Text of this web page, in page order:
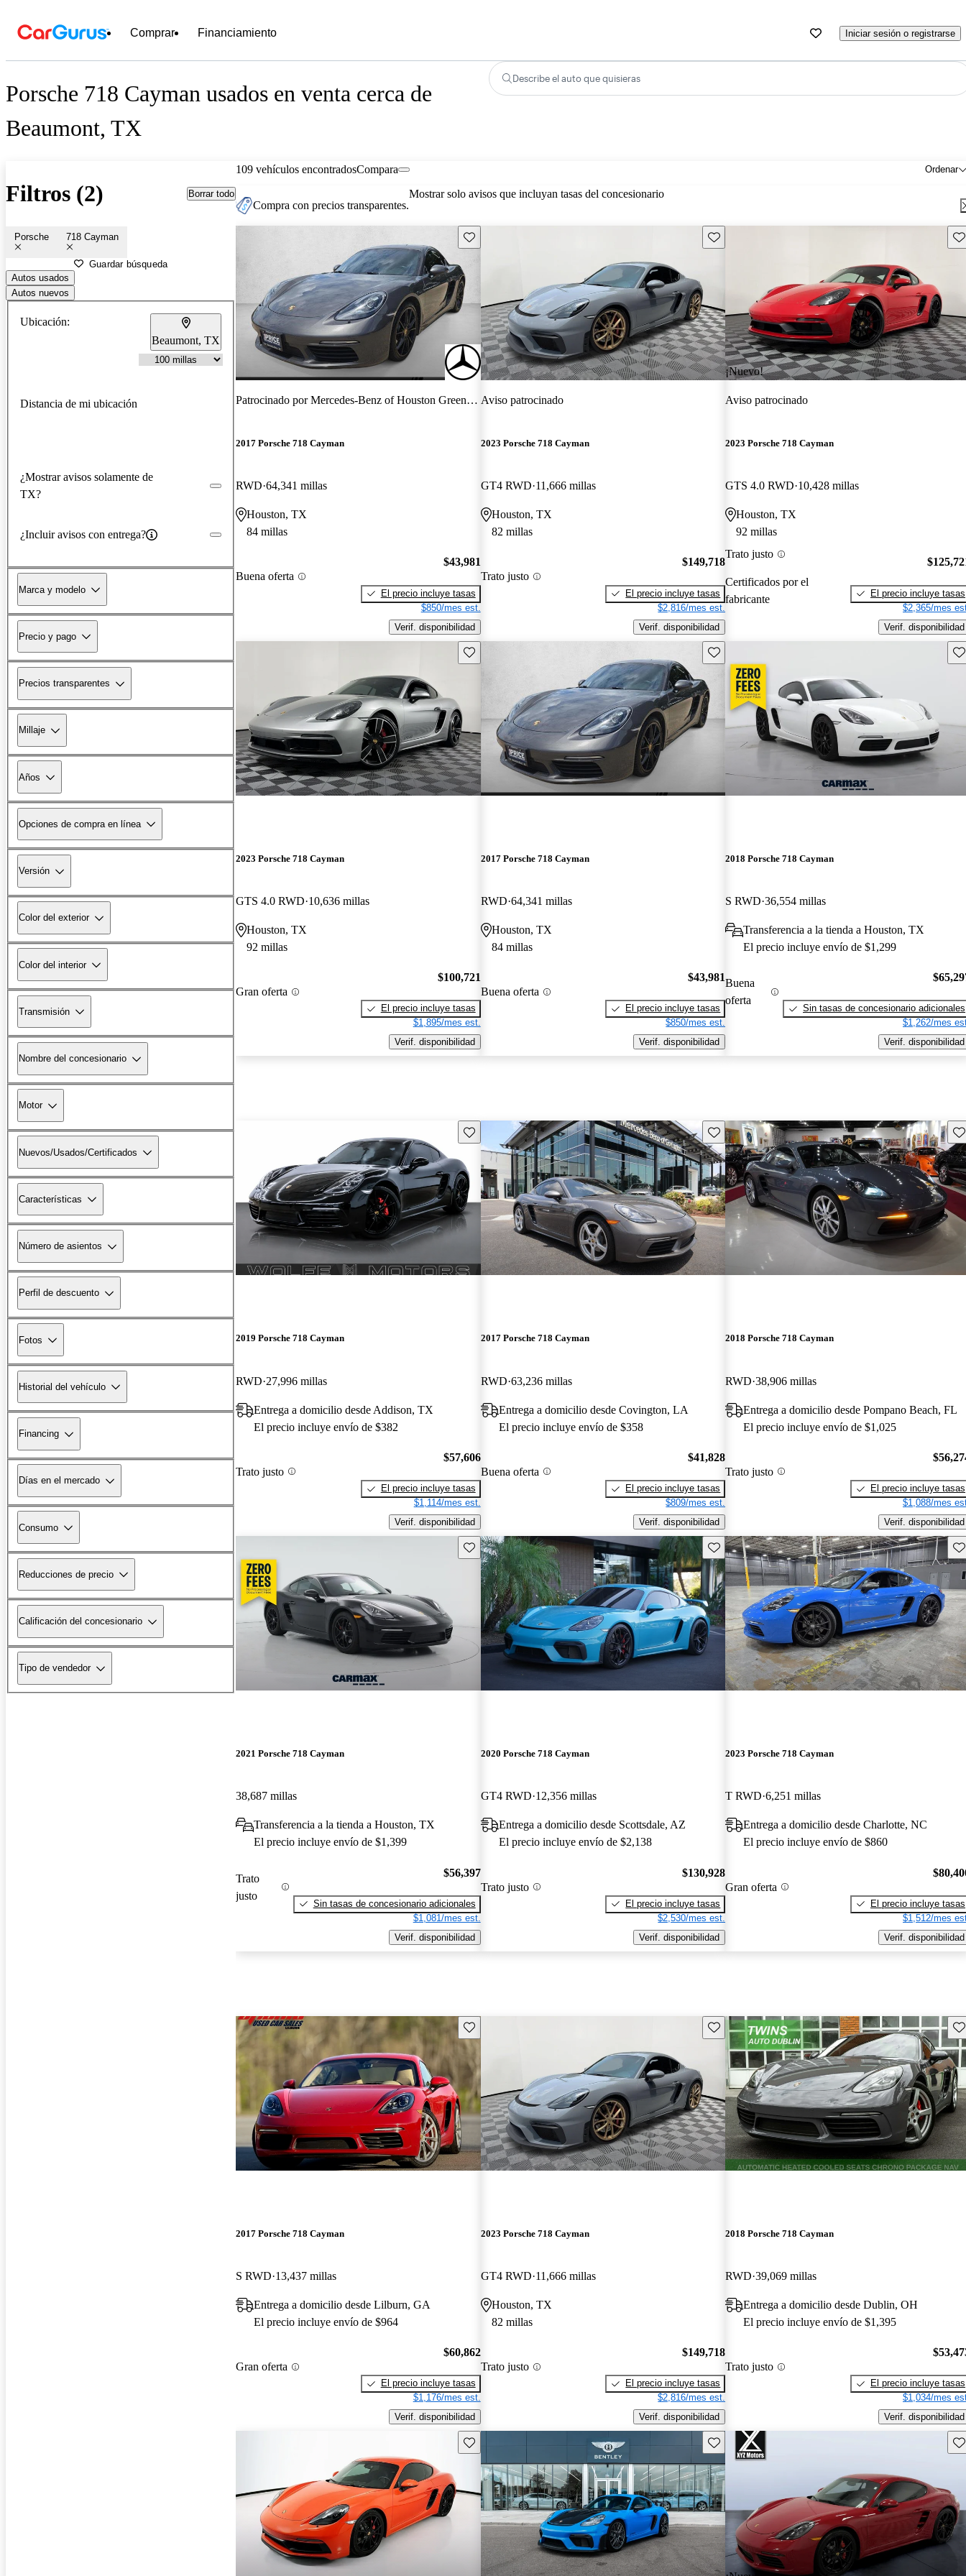
Comprar Financiamiento Iniciar sesión o registrarse
Porsche 718 Cayman usados en venta cerca de
Beaumont, TX
Describe el auto que quisieras
Filtros (2) Borrar todo
Porsche 718 Cayman
Guardar búsqueda
Autos usados
Autos nuevos
Ubicación:
Beaumont, TX
Distancia de mi ubicación
¿Mostrar avisos solamente de
TX?
¿Incluir avisos con entrega?
Marca y modelo
Precio y pago
Precios transparentes
Millaje
Años
Opciones de compra en línea
Versión
Color del exterior
Color del interior
Transmisión
Nombre del concesionario
Motor
Nuevos/Usados/Certificados
Características
Número de asientos
Perfil de descuento
Fotos
Historial del vehículo
Financing
Días en el mercado
Consumo
Reducciones de precio
Calificación del concesionario
Tipo de vendedor
109 vehículos encontrados Ordenar
Compara
Compra con precios transparentes.
Mostrar solo avisos que incluyan tasas del concesionario
Guarda este Aviso
Patrocinado porMercedes-Benz of Houston Greenway
2017 Porsche 718 Cayman
RWD 64,341 millas
Houston, TX
84 millas
Buena oferta
$43,981
El precio incluye tasas
$850/mes est.
Verif. disponibilidad
Guarda este Aviso
Aviso patrocinado
2023 Porsche 718 Cayman
GT4 RWD 11,666 millas
Houston, TX
82 millas
Trato justo
$149,718
El precio incluye tasas
$2,816/mes est.
Verif. disponibilidad
¡Nuevo!
Aviso patrocinado
2023 Porsche 718 Cayman
GTS 4.0 RWD 10,428 millas
Houston, TX
92 millas
Trato justo
Certificados por el
fabricante
El precio incluye tasas
$2,365/mes
Verif. disponibilidad
Guarda este Aviso
2023 Porsche 718 Cayman
GTS 4.0 RWD 10,636 millas
Houston, TX
92 millas
Gran oferta
$100,721
El precio incluye tasas
$1,895/mes est.
Verif. disponibilidad
Guarda este Aviso
2017 Porsche 718 Cayman
RWD 64,341 millas
Houston, TX
84 millas
Buena oferta
$43,981
El precio incluye tasas
$850/mes est.
Verif. disponibilidad
2018 Porsche 718 Cayman
S RWD 36,554 millas
Transferencia a la tienda a Houston, TX
El precio incluye envío de $1,299
Buena
oferta
Sin tasas de concesionario adicionales
$1,262/mes
Verif. disponibilidad
Guarda este Aviso
2019 Porsche 718 Cayman
RWD 27,996 millas
Entrega a domicilio desde Addison, TX
El precio incluye envío de $382
Trato justo
$57,606
El precio incluye tasas
$1,114/mes est.
Verif. disponibilidad
Guarda este Aviso
2017 Porsche 718 Cayman
RWD 63,236 millas
Entrega a domicilio desde Covington, LA
El precio incluye envío de $358
Buena oferta
$41,828
El precio incluye tasas
$809/mes est.
Verif. disponibilidad
2018 Porsche 718 Cayman
RWD 38,906 millas
Entrega a domicilio desde Pompano Beach, FL
El precio incluye envío de $1,025
Trato justo
El precio incluye tasas
$1,088/mes
Verif. disponibilidad
Guarda este Aviso
2021 Porsche 718 Cayman
38,687 millas
Transferencia a la tienda a Houston, TX
El precio incluye envío de $1,399
Trato
justo
$56,397
Sin tasas de concesionario adicionales
$1,081/mes est.
Verif. disponibilidad
Guarda este Aviso
2020 Porsche 718 Cayman
GT4 RWD 12,356 millas
Entrega a domicilio desde Scottsdale, AZ
El precio incluye envío de $2,138
Trato justo
$130,928
El precio incluye tasas
$2,530/mes est.
Verif. disponibilidad
2023 Porsche 718 Cayman
T RWD 6,251 millas
Entrega a domicilio desde Charlotte, NC
El precio incluye envío de $860
Gran oferta
El precio incluye tasas
$1,512/mes
Verif. disponibilidad
Guarda este Aviso
2017 Porsche 718 Cayman
S RWD 13,437 millas
Entrega a domicilio desde Lilburn, GA
El precio incluye envío de $964
Gran oferta
$60,862
El precio incluye tasas
$1,176/mes est.
Verif. disponibilidad
Guarda este Aviso
2023 Porsche 718 Cayman
GT4 RWD 11,666 millas
Houston, TX
82 millas
Trato justo
$149,718
El precio incluye tasas
$2,816/mes est.
Verif. disponibilidad
2018 Porsche 718 Cayman
RWD 39,069 millas
Entrega a domicilio desde Dublin, OH
El precio incluye envío de $1,395
Trato justo
El precio incluye tasas
$1,034/mes
Verif. disponibilidad
Guarda este Aviso Guarda este Aviso